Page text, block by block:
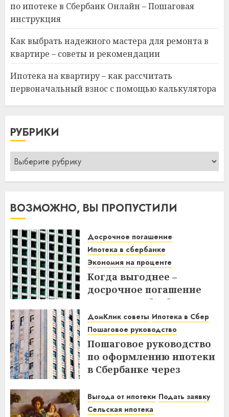
по ипотеке в Сбербанк Онлайн – Пошаговая
инструкция
Как выбрать надежного мастера для ремонта в
квартире – советы и рекомендации
Ипотека на квартиру – как рассчитать
первоначальный взнос с помощью калькулятора
РУБРИКИ
Рубрики
ВОЗМОЖНО, ВЫ ПРОПУСТИЛИ
Досрочное погашение
Ипотека в сбербанке
Экономия на проценте
Когда выгоднее –
досрочное погашение
ипотеки в Сбербанке до
или после дня списания?
Узнайте все нюансы!
18.12.2025
ДомКлик советы Ипотека в Сбер
Пошаговое руководство
Пошаговое руководство
по оформлению ипотеки
в Сбербанке через
советы
08.12.2025
Выгода от ипотеки Подать заявку
Сельская ипотека